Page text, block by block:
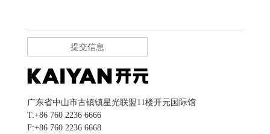
提交信息
广东省中山市古镇镇星光联盟11楼开元国际馆
T:+86 760 2236 6666
F:+86 760 2236 6668